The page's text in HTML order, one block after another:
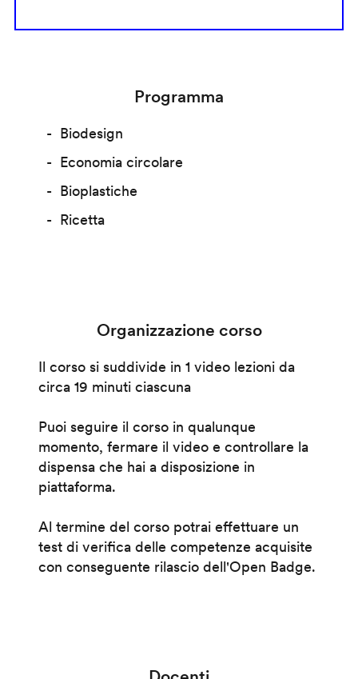
Programma
Biodesign
Economia circolare
Bioplastiche
Ricetta
Organizzazione corso
Il corso si suddivide in 1 video lezioni da
circa 19 minuti ciascuna
Puoi seguire il corso in qualunque
momento, fermare il video e controllare la
dispensa che hai a disposizione in
piattaforma.
Al termine del corso potrai effettuare un
test di verifica delle competenze acquisite
con conseguente rilascio dell'Open Badge.